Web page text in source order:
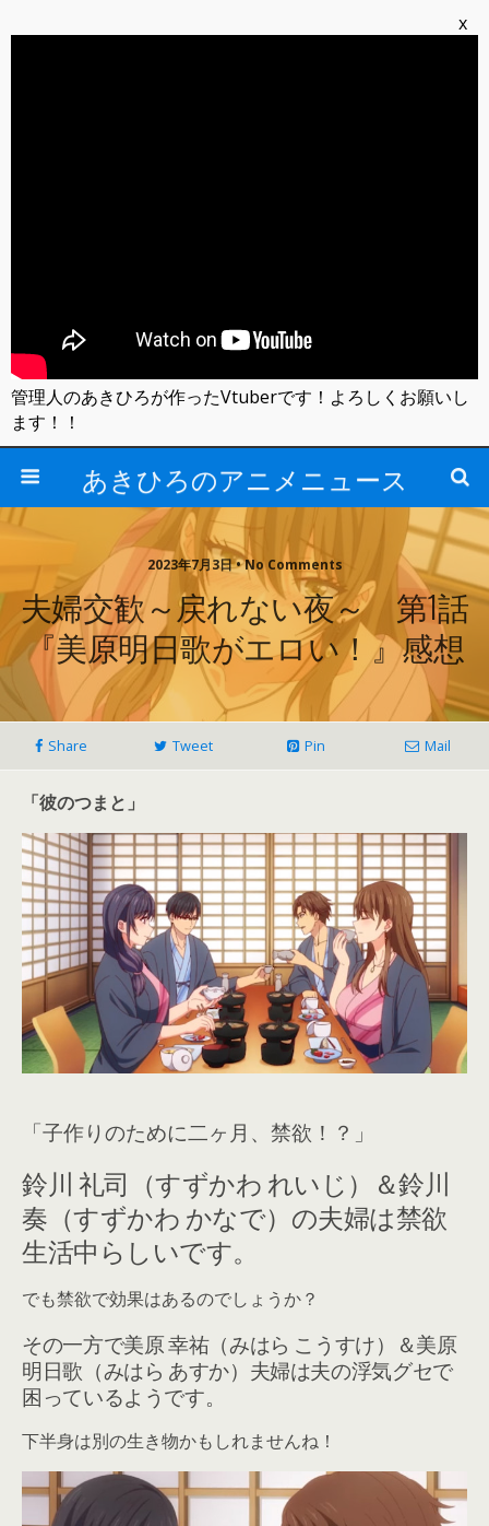
あきひろのアニメニュース
2023年7月3日 • No Comments
夫婦交歓～戻れない夜～ 第1話
『美原明日歌がエロい！』感想
Share Tweet Pin Mail
「彼のつまと」
「子作りのために二ヶ月、禁欲！？」
鈴川 礼司（すずかわ れいじ）＆鈴川
奏（すずかわ かなで）の夫婦は禁欲
生活中らしいです。
でも禁欲で効果はあるのでしょうか？
その一方で美原 幸祐（みはら こうすけ）＆美原
明日歌（みはら あすか）夫婦は夫の浮気グセで
困っているようです。
下半身は別の生き物かもしれませんね！
x
管理人のあきひろが作ったVtuberです！よろしくお願いし
ます！！